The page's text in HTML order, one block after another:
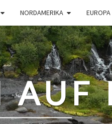
NORDAMERIKA EUROPA
AUF